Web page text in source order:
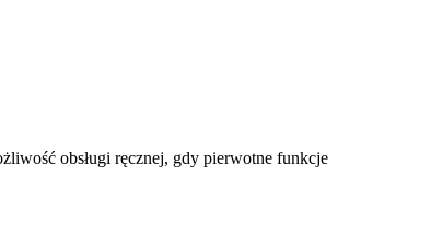
obsługi ręcznej, gdy pierwotne funkcje